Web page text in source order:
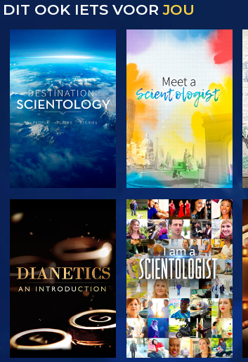
DIT OOK IETS VOORJOU
VERKEN DE SERIE VERKEN DE SERIE